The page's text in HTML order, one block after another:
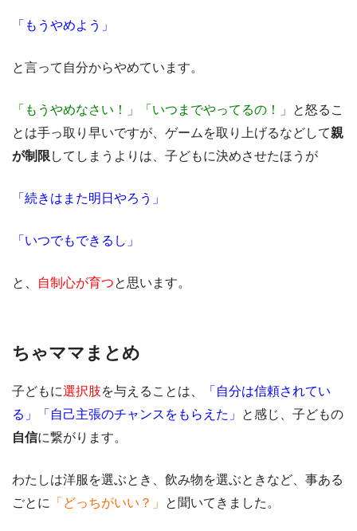
「もうやめよう」
と言って自分からやめています。
「もうやめなさい！」「いつまでやってるの！」
と怒るこ
とは手っ取り早いですが、ゲームを取り上げるなどして親
が制限 してしまうよりは、子どもに決めさせたほうが
「続きはまた明日やろう」
「いつでもできるし」
と、 自制心が育つと思います。
ちゃママまとめ
子どもに選択肢を与えることは、
「自分は信頼されてい
る」「自己主張のチャンスをもらえた」
と感じ、子どもの
自信に繋がります。
わたしは洋服を選ぶとき、飲み物を選ぶときなど、事ある
ごとに
「どっちがいい？」 と聞いてきました。